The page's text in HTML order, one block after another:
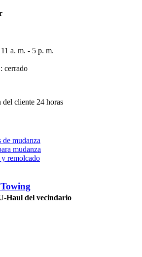
a. m. - 5 p. m.
cerrado
cliente 24 horas
de mudanza
mudanza
remolcado
Haul del vecindario